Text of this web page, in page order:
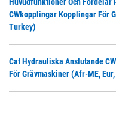
Huvudfunktioner Och Fördelar
CWkopplingar Kopplingar För
Turkey)
Cat Hydrauliska Anslutande
För Grävmaskiner (Afr-ME,